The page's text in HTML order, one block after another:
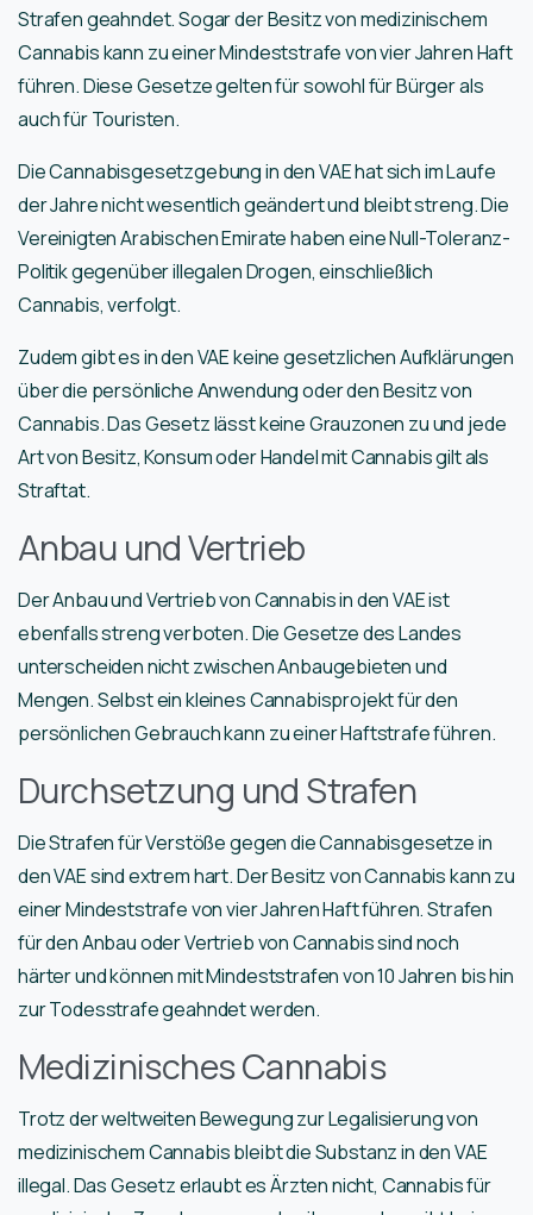
Strafen geahndet. Sogar der Besitz von medizinischem
Cannabis kann zu einer Mindeststrafe von vier Jahren Haft
führen. Diese Gesetze gelten für sowohl für Bürger als
auch für Touristen.
Die Cannabisgesetzgebung in den VAE hat sich im Laufe
der Jahre nicht wesentlich geändert und bleibt streng. Die
Vereinigten Arabischen Emirate haben eine Null-Toleranz-
Politik gegenüber illegalen Drogen, einschließlich
Cannabis, verfolgt.
Zudem gibt es in den VAE keine gesetzlichen Aufklärungen
über die persönliche Anwendung oder den Besitz von
Cannabis. Das Gesetz lässt keine Grauzonen zu und jede
Art von Besitz, Konsum oder Handel mit Cannabis gilt als
Straftat.
Anbau und Vertrieb
Der Anbau und Vertrieb von Cannabis in den VAE ist
ebenfalls streng verboten. Die Gesetze des Landes
unterscheiden nicht zwischen Anbaugebieten und
Mengen. Selbst ein kleines Cannabisprojekt für den
persönlichen Gebrauch kann zu einer Haftstrafe führen.
Durchsetzung und Strafen
Die Strafen für Verstöße gegen die Cannabisgesetze in
den VAE sind extrem hart. Der Besitz von Cannabis kann zu
einer Mindeststrafe von vier Jahren Haft führen. Strafen
für den Anbau oder Vertrieb von Cannabis sind noch
härter und können mit Mindeststrafen von 10 Jahren bis hin
zur Todesstrafe geahndet werden.
Medizinisches Cannabis
Trotz der weltweiten Bewegung zur Legalisierung von
medizinischem Cannabis bleibt die Substanz in den VAE
illegal. Das Gesetz erlaubt es Ärzten nicht, Cannabis für